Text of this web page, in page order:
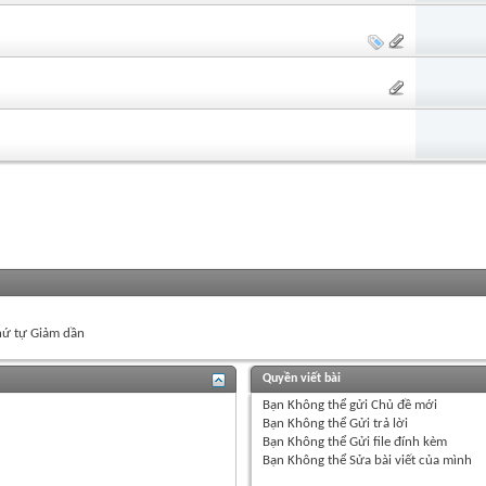
tự Giảm dần
Quyền viết bài
Bạn Không thểgửi Chủ đề mới
Bạn Không thểGửi trả lời
Bạn Không thểGửi file đính kèm
Bạn Không thểSửa bài viết của mình